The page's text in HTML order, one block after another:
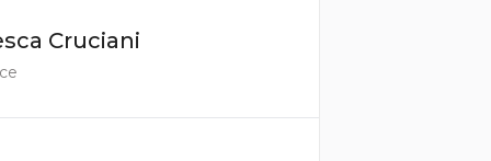
Cruciani